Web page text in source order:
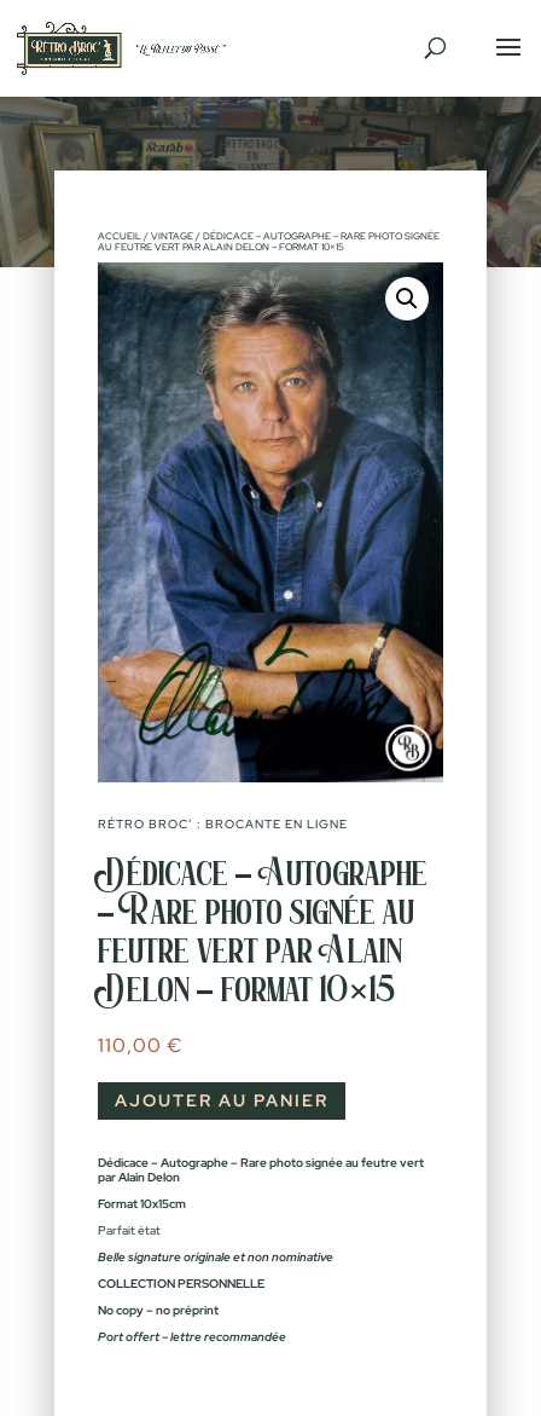
ACCUEIL/ VINTAGE/ DÉDICACE – AUTOGRAPHE – RARE PHOTO SIGNÉE
AU FEUTRE VERT PAR ALAIN DELON – FORMAT 10×15
RÉTRO BROC’ : BROCANTE EN LIGNE
Dédicace – Autographe
– Rare photo signée au
feutre vert par Alain
Delon – format 10×15
110,00 €
AJOUTER AU PANIER
Dédicace – Autographe – Rare photo signée au feutre vert
par Alain Delon
Format 10x15cm
Parfait état
Belle signature originale et non nominative
COLLECTION PERSONNELLE
No copy – no préprint
Port offert – lettre recommandée